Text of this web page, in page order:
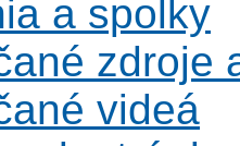
a spolky
zdroje
videá